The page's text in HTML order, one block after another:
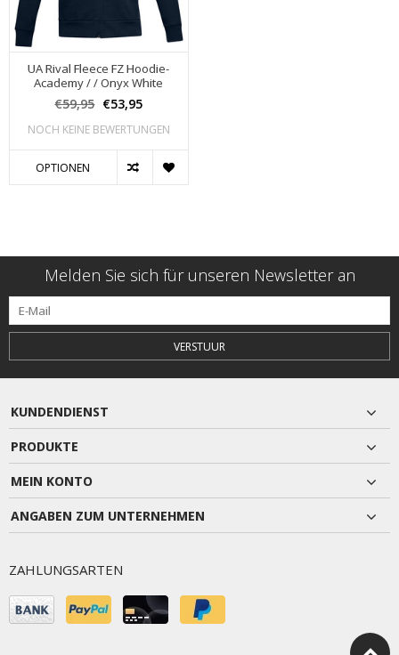
UA Rival Fleece FZ Hoodie-
Academy / / Onyx White
€59,95 €53,95
NOCH KEINE BEWERTUNGEN
OPTIONEN
Melden Sie sich für unseren Newsletter an
VERSTUUR
KUNDENDIENST
PRODUKTE
MEIN KONTO
ANGABEN ZUM UNTERNEHMEN
ZAHLUNGSARTEN